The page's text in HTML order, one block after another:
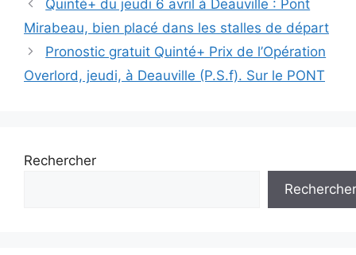
des
Quinté+ du jeudi 6 avril à Deauville : Pont
Mirabeau, bien placé dans les stalles de départ
Pronostic gratuit Quinté+ Prix de l’Opération
Overlord, jeudi, à Deauville (P.S.f). Sur le PONT
Rechercher
Rechercher